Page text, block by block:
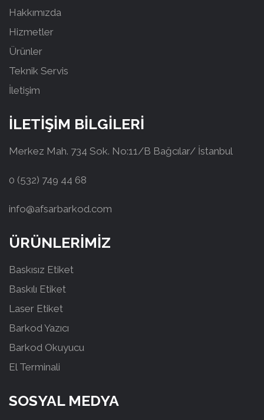
Hakkımızda
Hizmetler
Ürünler
Teknik Servis
İletişim
İLETİŞİM BİLGİLERİ
Merkez Mah. 734 Sok. No:11/B Bağcılar/ İstanbul
0 (532) 749 44 68
info@afsarbarkod.com
ÜRÜNLERİMİZ
Baskısız Etiket
Baskılı Etiket
Laser Etiket
Barkod Yazıcı
Barkod Okuyucu
El Terminali
SOSYAL MEDYA